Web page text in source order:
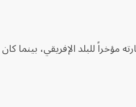
للبلد الإفريقي، بينما كان